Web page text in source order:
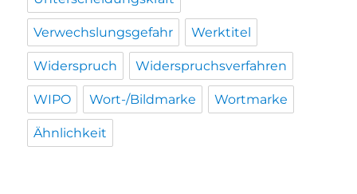
Verwechslungsgefahr Werktitel
Widerspruch Widerspruchsverfahren
WIPO Wort-/Bildmarke Wortmarke
Ähnlichkeit